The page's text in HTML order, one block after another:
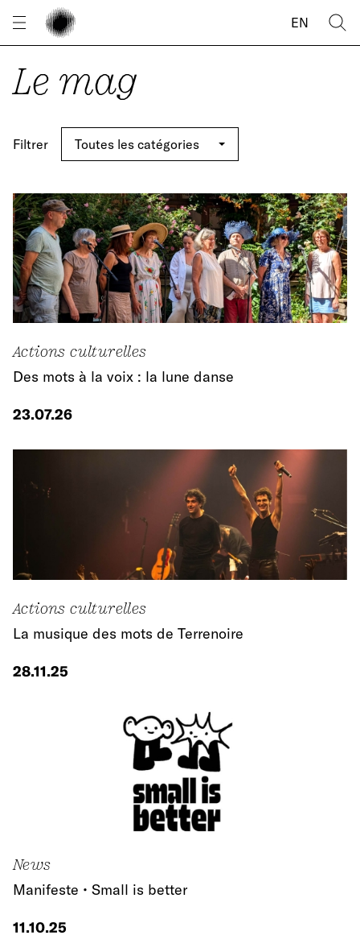
EN
Le mag
Filtrer
Actions culturelles
Des mots à la voix : la lune danse
23.07.26
Actions culturelles
La musique des mots de Terrenoire
28.11.25
News
Manifeste • Small is better
11.10.25
Panneau de gestion des cookies